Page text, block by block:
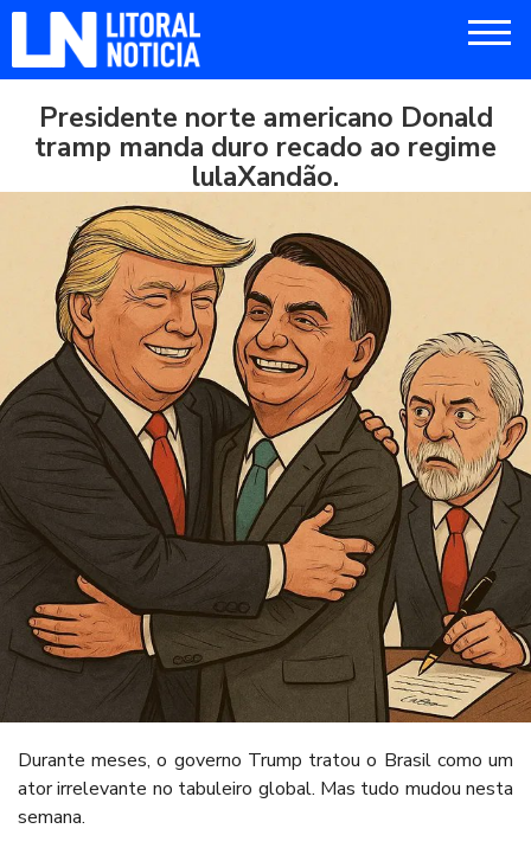
Presidente norte americano Donald
tramp manda duro recado ao regime
lulaXandão.
Durante meses, o governo Trump tratou o Brasil como um
ator irrelevante no tabuleiro global. Mas tudo mudou nesta
semana.